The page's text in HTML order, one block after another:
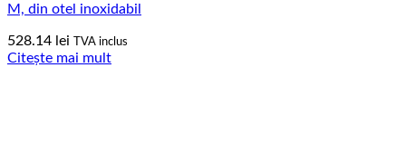
M, din otel inoxidabil
528.14 lei TVA inclus
Citește mai mult